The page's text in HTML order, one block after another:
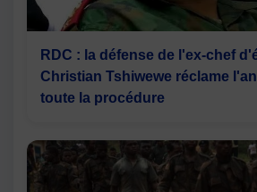
RDC : la défense de l'ex-chef
Christian Tshiwewe réclame
toute la procédure